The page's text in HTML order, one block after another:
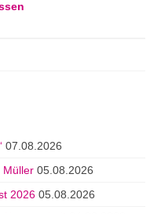
07.08.2026
Müller 05.08.2026
2026 05.08.2026